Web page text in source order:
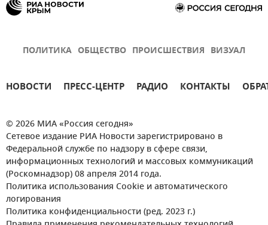
ПОЛИТИКА ОБЩЕСТВО ПРОИСШЕСТВИЯ ВИЗУАЛ
НОВОСТИ ПРЕСС-ЦЕНТР РАДИО КОНТАКТЫ
© 2026 МИА «Россия сегодня»
Сетевое издание РИА Новости зарегистрировано в
Федеральной службе по надзору в сфере связи,
информационных технологий и массовых коммуникаций
(Роскомнадзор) 08 апреля 2014 года.
Политика использования Cookie и автоматического
логирования
Политика конфиденциальности (ред. 2023 г.)